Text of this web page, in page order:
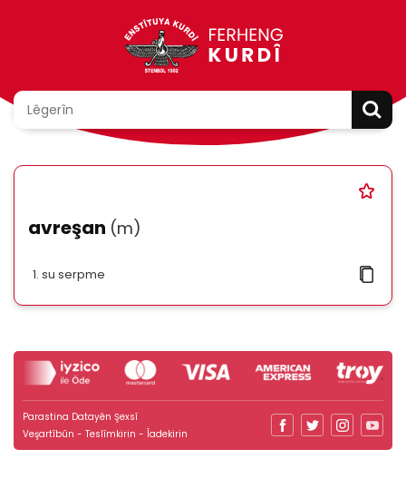
avreşan (m)
su serpme
Parastina Datayên Şexsî
Veşartîbûn - Teslîmkirin - Îadekirin